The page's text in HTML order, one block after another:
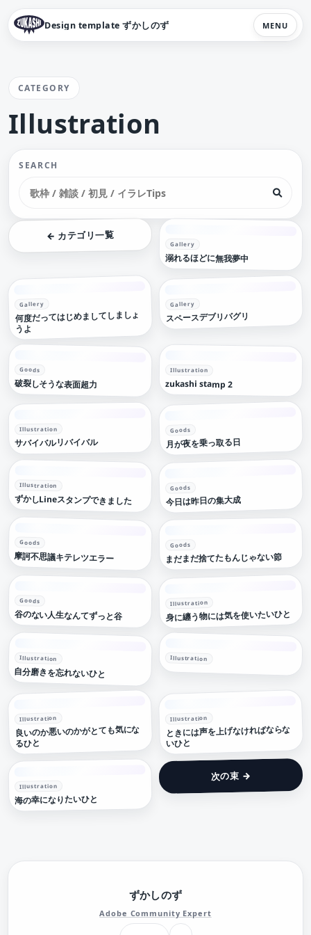
Design template ずかしのず MENU
CATEGORY
Illustration
SEARCH
← カテゴリ一覧
Gallery
溺れるほどに無我夢中
Gallery
何度だってはじめましてしましょ
うよ
Gallery
スペースデブリバグリ
Goods
破裂しそうな表面超力
Illustration
zukashi stamp 2
Illustration
サバイバルリバイバル
Goods
月が夜を乗っ取る日
Illustration
ずかしLineスタンプできました
Goods
今日は昨日の集大成
Goods
摩訶不思議キテレツエラー
Goods
まだまだ捨てたもんじゃない節
Goods
谷のない人生なんてずっと谷
Illustration
身に纏う物には気を使いたいひと
Illustration
自分磨きを忘れないひと
Illustration
Illustration
良いのか悪いのかがとても気にな
るひと
Illustration
ときには声を上げなければならな
いひと
Illustration
海の幸になりたいひと
次の束 →
ずかしのず
Adobe Community Expert